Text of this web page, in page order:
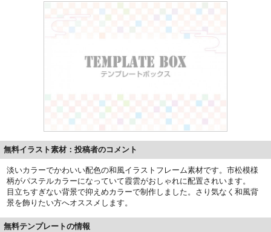
無料イラスト素材：投稿者のコメント
淡いカラーでかわいい配色の和風イラストフレーム素材です。市松模様
柄がパステルカラーになっていて霞雲がおしゃれに配置されいます。
目立ちすぎない背景で抑えめカラーで制作しました。さり気なく和風背
景を飾りたい方へオススメします。
無料テンプレートの情報